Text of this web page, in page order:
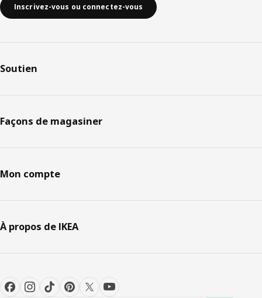
Inscrivez-vous ou connectez-vous
Soutien
Façons de magasiner
Mon compte
À propos de IKEA